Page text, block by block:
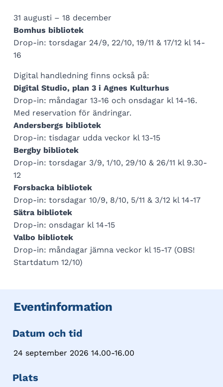
31 augusti – 18 december
Bomhus bibliotek
Drop-in: torsdagar 24/9, 22/10, 19/11 & 17/12 kl 14-
16
Digital handledning finns också på:
Digital Studio, plan 3 i Agnes Kulturhus
Drop-in: måndagar 13-16 och onsdagar kl 14-16.
Med reservation för ändringar.
Andersbergs bibliotek
Drop-in: tisdagar udda veckor kl 13-15
Bergby bibliotek
Drop-in: torsdagar 3/9, 1/10, 29/10 & 26/11 kl 9.30-
12
Forsbacka bibliotek
Drop-in: torsdagar 10/9, 8/10, 5/11 & 3/12 kl 14-17
Sätra bibliotek
Drop-in: onsdagar kl 14-15
Valbo bibliotek
Drop-in: måndagar jämna veckor kl 15-17 (OBS!
Startdatum 12/10)
Eventinformation
Datum och tid
24 september 2026 14.00-16.00
Plats